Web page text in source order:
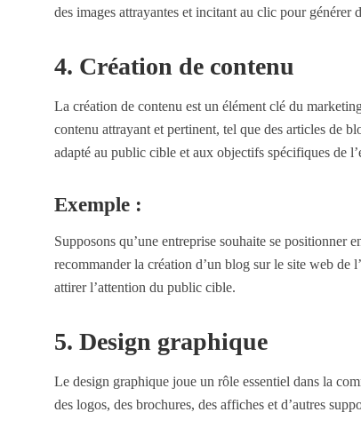
des images attrayantes et incitant au clic pour
4. Création de contenu
La création de contenu est un élément clé du
contenu attrayant et pertinent, tel que des articles de
adapté au public cible et aux objectifs spécifiques de
Exemple :
Supposons qu’une entreprise souhaite se positionner
recommander la création d’un blog sur le site web de
attirer l’attention du public cible.
5. Design graphique
Le design graphique joue un rôle essentiel dans la
des logos, des brochures, des affiches et d’autres